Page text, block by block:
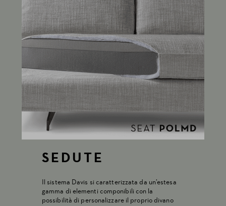
SEDUTE
Il sistema Davis si caratterizzata da un’estesa
gamma di elementi componibili con la
possibilità di personalizzare il proprio divano